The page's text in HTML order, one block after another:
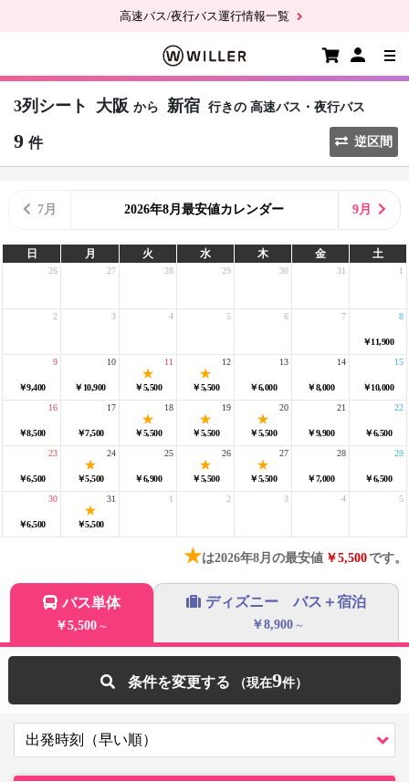
高速バス/夜行バス運行情報一覧
3列シート 大阪 から 新宿 行きの 高速バス・夜行バス
9 件 逆区間
7月 2026年8月最安値カレンダー 9月
日 月 火 水 木 金 土
26 27 28 29 30 31 1
2 3 4 5 6 7
￥11,900
8
￥9,400
9
￥10,900
10
￥5,500
11
￥5,500
12
￥6,000
13
￥8,000
14
￥10,000
15
￥8,500
16
￥7,500
17
￥5,500
18
￥5,500
19
￥5,500
20
￥9,900
21
￥6,500
22
￥6,500
23
￥5,500
24
￥6,900
25
￥5,500
26
￥5,500
27
￥7,000
28
￥6,500
29
￥6,500
30
￥5,500
31 1 2 3 4 5
★は2026年8月の最安値 ￥5,500です。
バス単体
￥5,500 ～
ディズニー バス＋宿泊
￥8,900 ～
条件を変更する 9